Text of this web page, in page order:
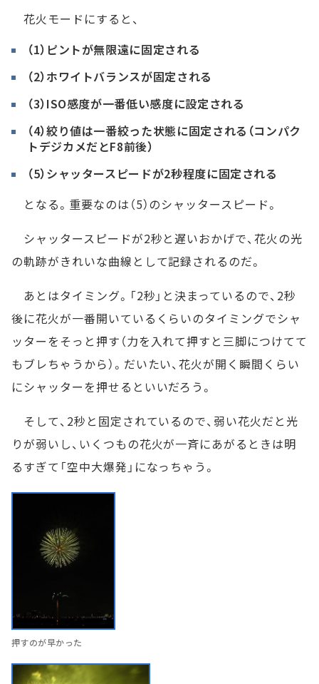
花火モードにすると、
（1）ピントが無限遠に固定される
（2）ホワイトバランスが固定される
（3）ISO感度が一番低い感度に設定される
（4）絞り値は一番絞った状態に固定される（コンパク
トデジカメだとF8前後）
（5）シャッタースピードが2秒程度に固定される
となる。重要なのは（5）のシャッタースピード。
シャッタースピードが2秒と遅いおかげで、花火の光
の軌跡がきれいな曲線として記録されるのだ。
あとはタイミング。「2秒」と決まっているので、2秒
後に花火が一番開いているくらいのタイミングでシャ
ッターをそっと押す（力を入れて押すと三脚につけてて
もブレちゃうから）。だいたい、花火が開く瞬間くらい
にシャッターを押せるといいだろう。
そして、2秒と固定されているので、弱い花火だと光
りが弱いし、いくつもの花火が一斉にあがるときは明
るすぎて「空中大爆発」になっちゃう。
押すのが早かった